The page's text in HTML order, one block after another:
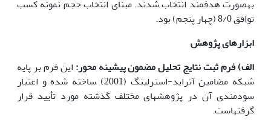
به­صورت هدفمند انتخاب شدند. مبنای انتخاب حجم نمونه کسب
توافق 8/0 (چهار پنجم) بود.
ابزارهای پژوهش
الف) فرم ثبت نتایج تحلیل مضمون پیشینه محور: این فرم بر پایه
شبکه مضامین آتراید-استرلینگ (2001) ساخته شده و اعتبار
سودمندی آن در پژوهش­های مختلف گذشته مورد تأیید قرار
گرفته­است.